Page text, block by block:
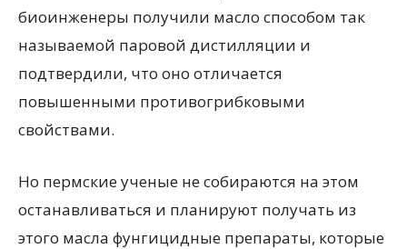
биоинженеры получили масло способом так
называемой паровой дистилляции и
подтвердили, что оно отличается
повышенными противогрибковыми
свойствами.
Но пермские ученые не собираются на этом
останавливаться и планируют получать из
этого масла фунгицидные препараты, которые